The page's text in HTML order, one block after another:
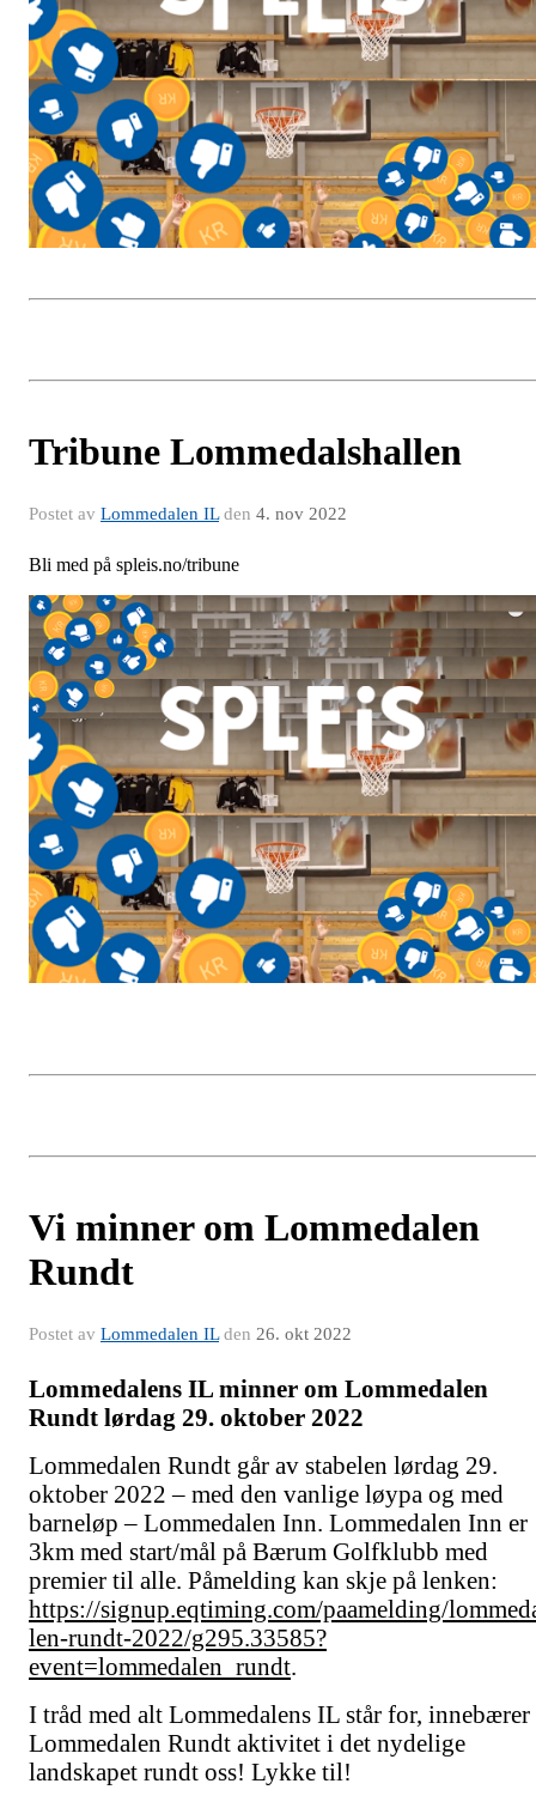
Tribune Lommedalshallen
Postet av Lommedalen ILden 4. nov 2022
Bli med på spleis.no/tribune
Vi minner om Lommedalen
Rundt
Postet av Lommedalen ILden 26. okt 2022
Lommedalens IL minner om Lommedalen
Rundt lørdag 29. oktober 2022
Lommedalen Rundt går av stabelen lørdag 29.
oktober 2022 – med den vanlige løypa og med
barneløp – Lommedalen Inn. Lommedalen Inn er
3km med start/mål på Bærum Golfklubb med
premier til alle. Påmelding kan skje på lenken:
https://signup.eqtiming.com/paamelding/
len-rundt-2022/g295.33585?
event=lommedalen_rundt.
I tråd med alt Lommedalens IL står for, innebærer
Lommedalen Rundt aktivitet i det nydelige
landskapet rundt oss! Lykke til!